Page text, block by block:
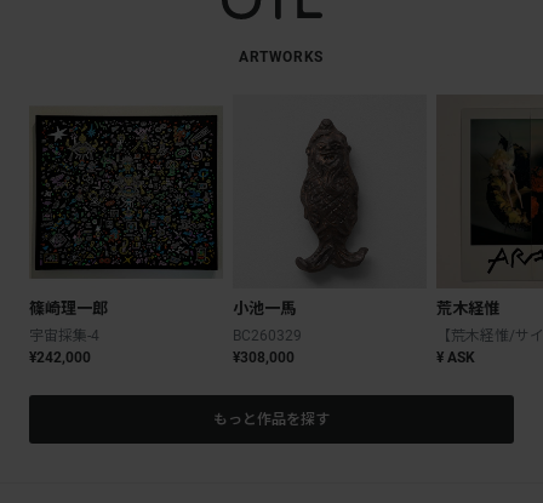
ARTWORKS
篠崎理一郎
宇宙採集-4
¥242,000
小池一馬
BC260329
¥308,000
荒木経惟
¥ ASK
もっと作品を探す